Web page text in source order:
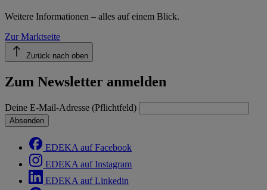
Weitere Informationen – alles auf einem Blick.
Zur Marktseite
Zurück nach oben
Zum Newsletter anmelden
Deine E-Mail-Adresse (Pflichtfeld)
Absenden
EDEKA auf Facebook
EDEKA auf Instagram
EDEKA auf Linkedin